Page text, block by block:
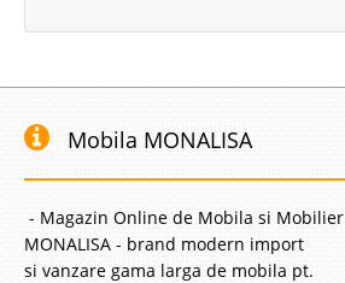
Mobila MONALISA
- Magazin Online de Mobila si Mobilier
MONALISA - brand modern import
si vanzare gama larga de mobila pt.